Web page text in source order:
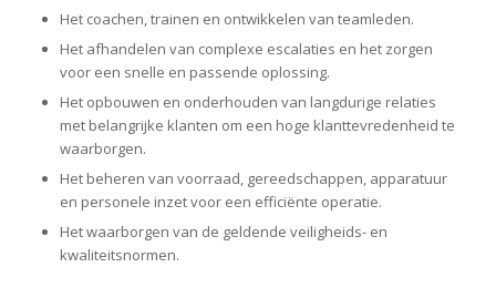
Het coachen, trainen en ontwikkelen van teamleden.
Het afhandelen van complexe escalaties en het zorgen
voor een snelle en passende oplossing.
Het opbouwen en onderhouden van langdurige relaties
met belangrijke klanten om een hoge klanttevredenheid te
waarborgen.
Het beheren van voorraad, gereedschappen, apparatuur
en personele inzet voor een efficiënte operatie.
Het waarborgen van de geldende veiligheids- en
kwaliteitsnormen.